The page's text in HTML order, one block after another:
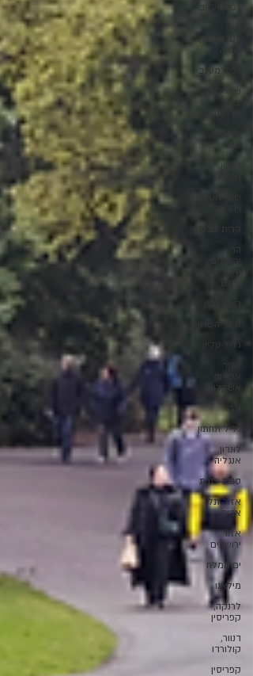
זכרון יעקב
פטרסבורג,
גליל מערבי
שארלוט,
צפון
ברלין,
קרית טבעון
הרי
ירושלים
ואזור בית
ראש העין
אזור השרון
גליל עליון
אזור
אשקלון
גליל תחתון
לונדון,
אנגליה
סובב כנרת
אזור תל
אביב
אזור
ירושלים
ים המלח
מילאנו
לרנקה,
קפריסין
דנוור,
קולורדו
קפריסין